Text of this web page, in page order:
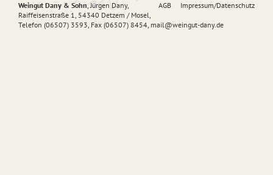
AGB Impressum/Datenschutz
Weingut Dany & Sohn, Jürgen Dany,
Raiffeisenstraße 1, 54340 Detzem / Mosel,
Telefon (06507) 3593, Fax (06507) 8454, mail@weingut-dany.de